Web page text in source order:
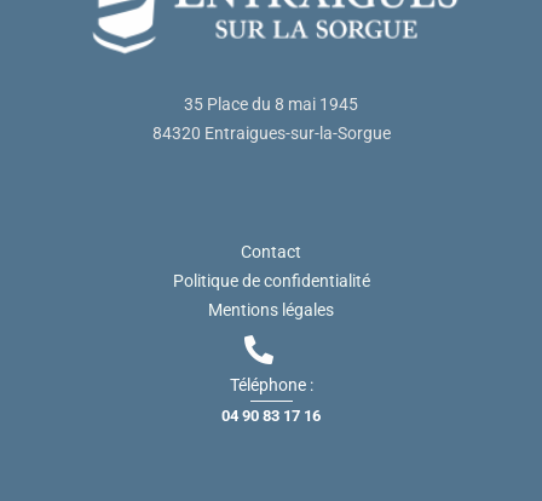
35 Place du 8 mai 1945
84320 Entraigues-sur-la-Sorgue
Contact
Politique de confidentialité
Mentions légales
Téléphone :
04 90 83 17 16